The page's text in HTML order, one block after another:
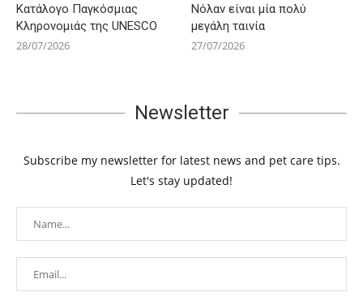
Κατάλογο Παγκόσμιας
Κληρονομιάς της UNESCO
28/07/2026
Νόλαν είναι μία πολύ
μεγάλη ταινία
27/07/2026
Newsletter
Subscribe my newsletter for latest news and pet care tips.
Let's stay updated!